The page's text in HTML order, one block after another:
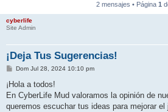
2 mensajes • Página 1
cyberlife
Site Admin
¡Deja Tus Sugerencias!
M
n
a
j
Dom Jul 28, 2024 10:10 pm
¡Hola a todos!
En CyberLife Mud valoramos la opinión de
queremos escuchar tus ideas para mejorar